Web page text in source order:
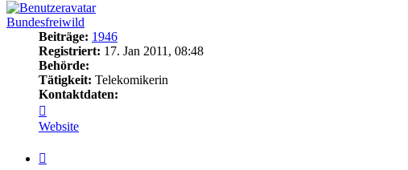
Bundesfreiwild
Beiträge: 1946
Registriert: 17. Jan 2011, 08:48
Behörde:
Tätigkeit: Telekomikerin
Kontaktdaten:
von
Bundesfreiwild
Website